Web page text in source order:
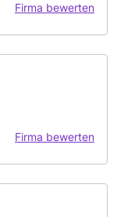
Firma bewerten
Firma bewerten